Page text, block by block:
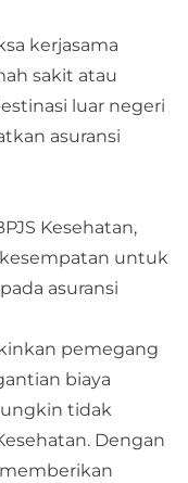
kerjasama
sakit atau
luar negeri
asuransi
Kesehatan,
untuk
asuransi
pemegang
biaya
tidak
Dengan